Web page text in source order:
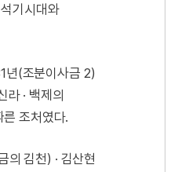
기시대와
년(조분이사금 2)
· 백제의
조처였다.
김천) · 김산현